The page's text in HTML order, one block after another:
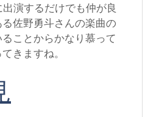
演するだけでも仲が良
佐野勇斗さんの楽曲の
ことからかなり慕って
きますね。